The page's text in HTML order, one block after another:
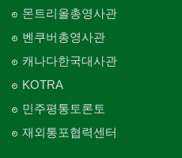
Church-Evangelical
Church-Mission
Church-Independent
교회-기타
몬트리올총영사관
벤쿠버총영사관
캐나다한국대사관
KOTRA
민주평통토론토
재외통포협력센터